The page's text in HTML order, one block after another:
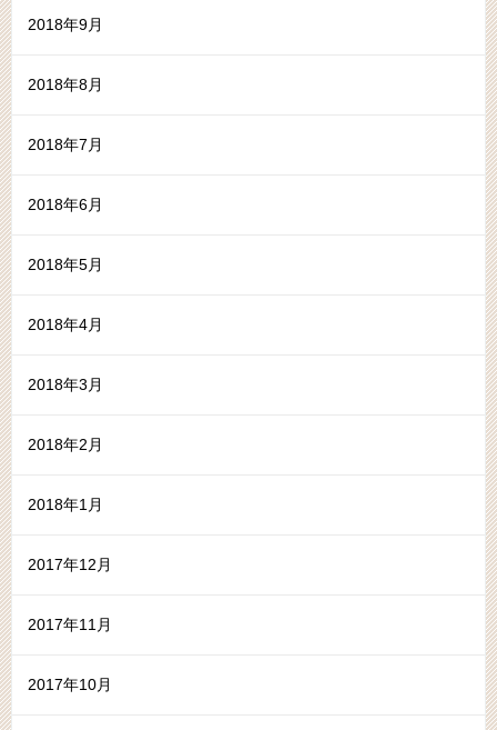
2018年9月
2018年8月
2018年7月
2018年6月
2018年5月
2018年4月
2018年3月
2018年2月
2018年1月
2017年12月
2017年11月
2017年10月